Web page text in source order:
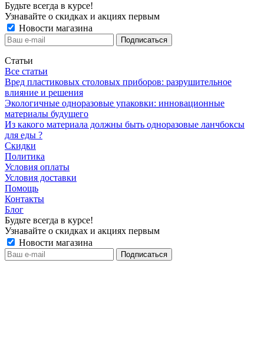
Будьте всегда в курсе!
Узнавайте о скидках и акциях первым
Новости магазина
Статьи
Все статьи
Вред пластиковых столовых приборов: разрушительное
влияние и решения
Экологичные одноразовые упаковки: инновационные
материалы будущего
Из какого материала должны быть одноразовые ланчбоксы
для еды ?
Скидки
Политика
Условия оплаты
Условия доставки
Помощь
Контакты
Блог
Будьте всегда в курсе!
Узнавайте о скидках и акциях первым
Новости магазина